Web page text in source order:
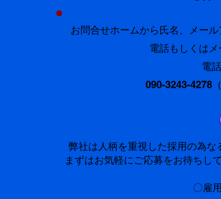
お問合せホームから氏名、メールアド
電話もしくはメールにて
電話でのお問い
090-3243-4278（採用担当
弊社は人柄を重視した採用の為なるべ
まずはお気軽にご応募をお待ちして
〇雇用形態: 業